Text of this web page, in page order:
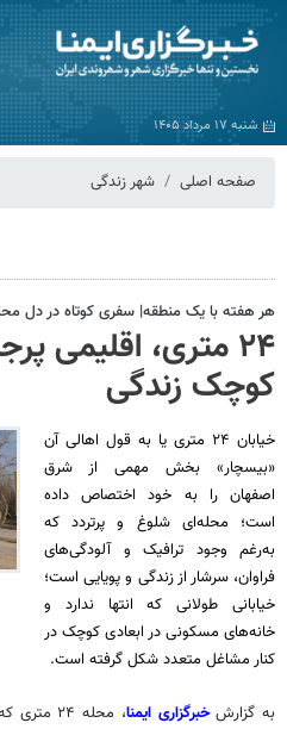
شنبه ۱۷ مرداد ۱۴۰۵
صفحه اصلی شهر زندگی
هر هفته با یک منطقه| سفری کوتاه در دل محلات
۲۴ متری، اقلیمی
کوچک زندگی
خیابان ۲۴ متری یا به قول اهالی آن
«بیسچار» بخش مهمی از شرق
اصفهان را به خود اختصاص داده
است؛ محله‌ای شلوغ و پرتردد که
به‌رغم وجود ترافیک و آلودگی‌های
فراوان، سرشار از زندگی و پویایی است؛
خیابانی طولانی که انتها ندارد و
خانه‌های مسکونی در ابعادی کوچک در
کنار مشاغل متعدد شکل گرفته است.
به گزارشخبرگزاری ایمنا
، محله